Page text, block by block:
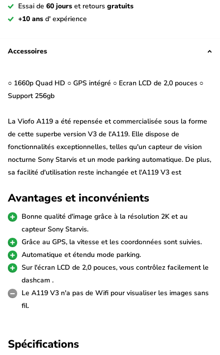
Essai de 60 jours et retours gratuits
+10 ans d' expérience
Accessoires
○ 1660p Quad HD ○ GPS intégré ○ Ecran LCD de 2,0 pouces ○
Support 256gb
La Viofo A119 a été repensée et commercialisée sous la forme
de cette superbe version V3 de l'A119. Elle dispose de
fonctionnalités exceptionnelles, telles qu'un capteur de vision
nocturne Sony Starvis et un mode parking automatique. De plus,
sa facilité d'utilisation reste inchangée et l'A119 V3 est
Capteur Sony Starvis IMX335 5 MP
La Viofo A119 V3 enregistre des vidéos très détaillées grâce au
capteur d'image Sony Starvis IMX335. Les enregistrements sont
ainsi d'une très grande qualité, notamment de nuit. La caméra
enregistre en 2560*1600 à 30fps, mais peut également être
réglée sur une résolution inférieure, comme 1920*1080p à
60fps. L'objectif est un objectif 7G à ouverture f/1,8.
La Viofo A119 V3 est équipée d'un mode parking avec mise en
Avantages et inconvénients
Bonne qualité d'image grâce à la résolution 2K et au
capteur Sony Starvis.
Grâce au GPS, la vitesse et les coordonnées sont suivies.
Automatique et étendu mode parking.
Sur l'écran LCD de 2,0 pouces, vous contrôlez facilement le
dashcam .
Le A119 V3 n'a pas de Wifi pour visualiser les images sans
fil.
Spécifications